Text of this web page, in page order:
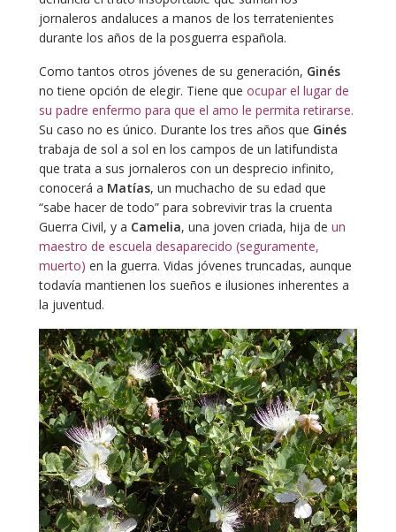
jornaleros andaluces a manos de los terratenientes
durante los años de la posguerra española.
Como tantos otros jóvenes de su generación, Ginés
no tiene opción de elegir. Tiene que ocupar el lugar de
su padre enfermo para que el amo le permita retirarse.
Su caso no es único. Durante los tres años que Ginés
trabaja de sol a sol en los campos de un latifundista
que trata a sus jornaleros con un desprecio infinito,
conocerá a Matías, un muchacho de su edad que
“sabe hacer de todo” para sobrevivir tras la cruenta
Guerra Civil, y a Camelia, una joven criada, hija de un
maestro de escuela desaparecido (seguramente,
muerto) en la guerra. Vidas jóvenes truncadas, aunque
todavía mantienen los sueños e ilusiones inherentes a
la juventud.